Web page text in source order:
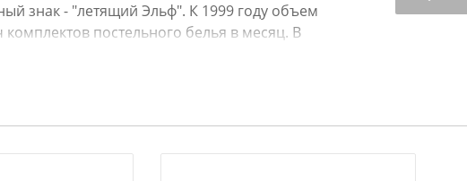
знак - "летящий Эльф". К 1999 году объем
комплектов постельного белья в месяц. В
закупки ткани импортных
производить более качественные изделия,